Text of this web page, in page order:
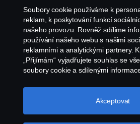
Oznámení porušení předpisů
Zásady Cookies
Nastavení Cookie
Soubory cookie používáme k
reklam, k poskytování funkcí
našeho provozu. Rovněž sdílíme
používání našeho webu s našimi
reklamními a analytickými partnery.
„Přijímám“ vyjadřujete souhlas se
soubory cookie a sdílenými
cookie“ a výběrem kategorií, které
Podrobnější vysvětlení toho, jak
Akceptovat